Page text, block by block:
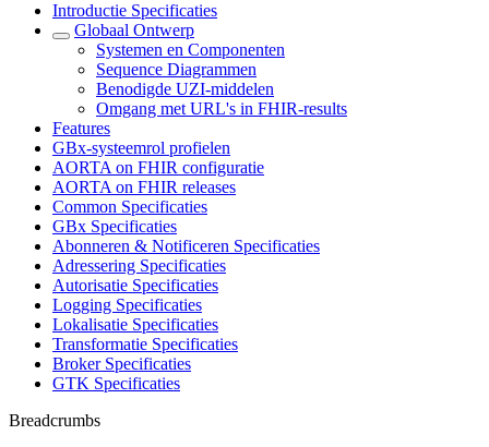
Introductie Specificaties
Globaal Ontwerp
Systemen en Componenten
Sequence Diagrammen
Benodigde UZI-middelen
Omgang met URL's in FHIR-results
Features
GBx-systeemrol profielen
AORTA on FHIR configuratie
AORTA on FHIR releases
Common Specificaties
GBx Specificaties
Abonneren & Notificeren Specificaties
Adressering Specificaties
Autorisatie Specificaties
Logging Specificaties
Lokalisatie Specificaties
Transformatie Specificaties
Broker Specificaties
GTK Specificaties
Breadcrumbs